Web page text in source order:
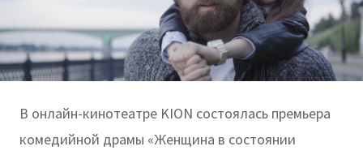
В онлайн-кинотеатре KION состоялась премьера
комедийной драмы «Женщина в состоянии